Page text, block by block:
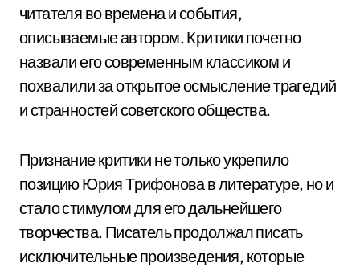
читателя во времена и события,
описываемые автором. Критики почетно
назвали его современным классиком и
похвалили за открытое осмысление трагедий
и странностей советского общества.
Признание критики не только укрепило
позицию Юрия Трифонова в литературе, но и
стало стимулом для его дальнейшего
творчества. Писатель продолжал писать
исключительные произведения, которые